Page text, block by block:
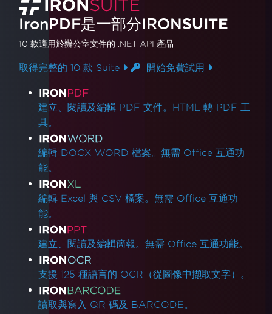
IronPDF是一部分IRONSUITE
10 款適用於辦公室文件的 .NET API 產品
取得完整的 10 款 Suite 開始免費試用
產品連結
建立、閱讀及編輯 PDF 文件。HTML 轉 PDF 工
具。
編輯 DOCX WORD 檔案。無需 Office 互通功
能。
編輯 Excel 與 CSV 檔案。無需 Office 互通功
能。
建立、閱讀及編輯簡報。無需 Office 互通功能。
支援 125 種語言的 OCR（從圖像中擷取文字）。
讀取與寫入 QR 碼及 BARCODE。